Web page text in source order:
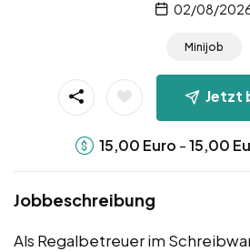
02/08/
Minijob
Jetzt
15,00 Euro -15,00
Jobbeschreibung
Als Regalbetreuer im